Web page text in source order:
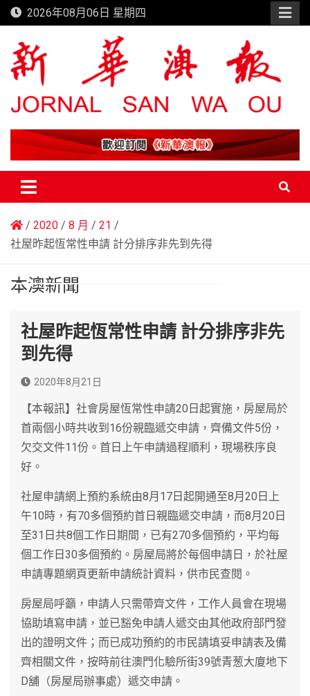
Skip
to
content
2026年08月06日 星期四
新華澳報
2020 8 月
21
社屋昨起恆常性申請 計分排序非先到先得
本澳新聞
社屋昨起恆常性申請 計分排序非先
到先得
2020年8月21日
【本報訊】社會房屋恆常性申請20日起實施，房屋局於
首兩個小時共收到16份親臨遞交申請，齊備文件5份，
欠交文件11份。首日上午申請過程順利，現場秩序良
好。
社屋申請網上預約系統由8月17日起開通至8月20日上
午10時，有70多個預約首日親臨遞交申請，而8月20日
至31日共8個工作日期間，已有270多個預約，平均每
個工作日30多個預約。房屋局將於每個申請日，於社屋
申請專題網頁更新申請統計資料，供市民查閱。
房屋局呼籲，申請人只需帶齊文件，工作人員會在現場
協助填寫申請，並已豁免申請人遞交由其他政府部門發
出的證明文件；而已成功預約的市民請填妥申請表及備
齊相關文件，按時前往澳門化驗所街39號青葱大廈地下
D舖（房屋局辦事處）遞交申請。